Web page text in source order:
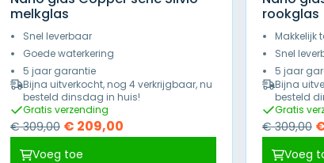
melkglas
Snel leverbaar
Goede waterkering
5 jaar garantie
Bijna uitverkocht, nog 4 verkrijgbaar, nu
besteld dinsdag in huis!
Gratis verzending
€309,00 Oorspronkelijke
€ 209,00Huidige
Voeg toe
rookglas
Makkelijk
Snel
5 jaar
Bijna
besteld
Gratis
€309,00
Voeg